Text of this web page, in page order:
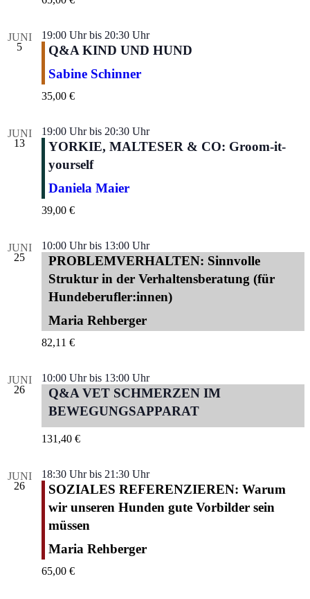
JUNI
5
19:00 Uhrbis 20:30 Uhr
Q&A KIND UND HUND
Sabine Schinner
35,00 €
JUNI
13
19:00 Uhrbis 20:30 Uhr
YORKIE, MALTESER & CO: Groom-it-
yourself
Daniela Maier
39,00 €
JUNI
25
10:00 Uhrbis 13:00 Uhr
PROBLEMVERHALTEN: Sinnvolle
Struktur in der Verhaltensberatung (für
Hundeberufler:innen)
Maria Rehberger
82,11 €
JUNI
26
10:00 Uhrbis 13:00 Uhr
Q&A VET SCHMERZEN IM
BEWEGUNGSAPPARAT
131,40 €
JUNI
26
18:30 Uhrbis 21:30 Uhr
SOZIALES REFERENZIEREN: Warum
wir unseren Hunden gute Vorbilder sein
müssen
Maria Rehberger
65,00 €